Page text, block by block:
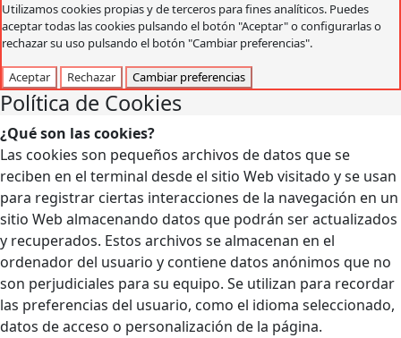
Utilizamos cookies propias y de terceros para fines analíticos. Puedes
aceptar todas las cookies pulsando el botón "Aceptar" o configurarlas o
rechazar su uso pulsando el botón "Cambiar preferencias".
Aceptar Rechazar Cambiar preferencias
Política de Cookies
¿Qué son las cookies?
Las cookies son pequeños archivos de datos que se
reciben en el terminal desde el sitio Web visitado y se usan
para registrar ciertas interacciones de la navegación en un
sitio Web almacenando datos que podrán ser actualizados
y recuperados. Estos archivos se almacenan en el
ordenador del usuario y contiene datos anónimos que no
son perjudiciales para su equipo. Se utilizan para recordar
las preferencias del usuario, como el idioma seleccionado,
datos de acceso o personalización de la página.